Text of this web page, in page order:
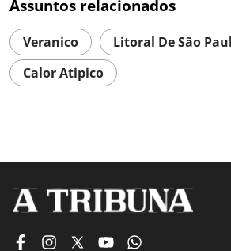
Assuntos relacionados
Veranico
Litoral De São
Calor Atipico